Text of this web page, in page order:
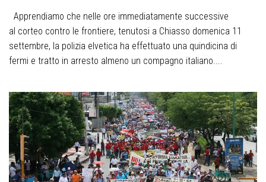
Apprendiamo che nelle ore immediatamente successive
al corteo contro le frontiere, tenutosi a Chiasso domenica 11
settembre, la polizia elvetica ha effettuato una quindicina di
fermi e tratto in arresto almeno un compagno italiano....